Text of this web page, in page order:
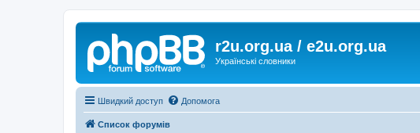
r2u.org.ua / e2u.org.ua
Українські словники
Швидкий доступ Допомога
Список форумів